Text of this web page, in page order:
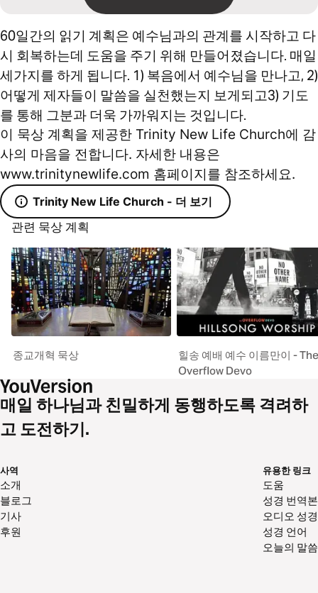
60일간의 읽기 계획은 예수님과의 관계를 시작하고 다
시 회복하는데 도움을 주기 위해 만들어졌습니다. 매일
세가지를 하게 됩니다. 1) 복음에서 예수님을 만나고, 2)
어떻게 제자들이 말씀을 실천했는지 보게되고3) 기도
를 통해 그분과 더욱 가까워지는 것입니다.
이 묵상 계획을 제공한 Trinity New Life Church에 감
사의 마음을 전합니다. 자세한 내용은
www.trinitynewlife.com 홈페이지를 참조하세요.
Trinity New Life Church - 더 보기
관련 묵상 계획
종교개혁 묵상
힐송 예배 예수 이름만이 - The
Overflow Devo
매일 하나님과 친밀하게 동행하도록 격려하
고 도전하기.
사역
소개
블로그
기사
후원
유용한 링크
도움
성경 번역본
오디오 성경
성경 언어
오늘의 말씀